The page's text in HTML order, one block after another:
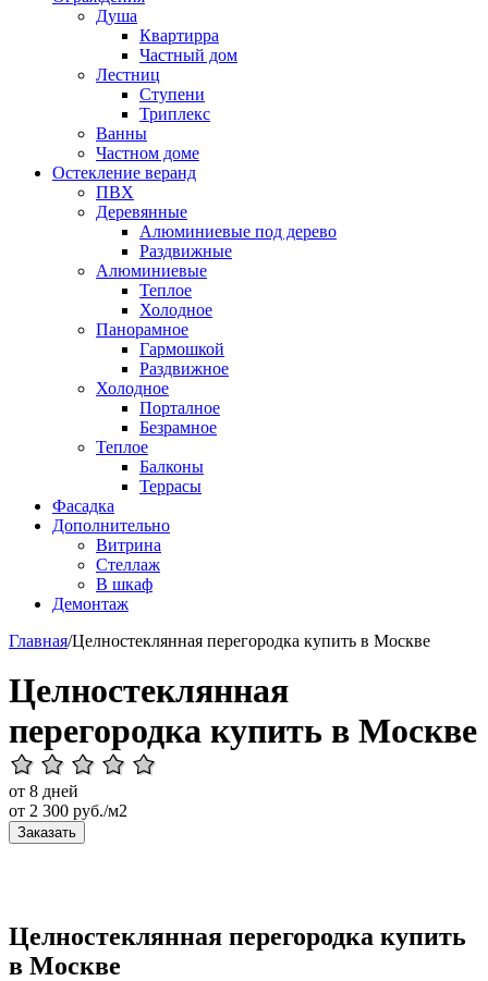
Душа
Квартирра
Частный дом
Лестниц
Ступени
Триплекс
Ванны
Частном доме
Остекление веранд
ПВХ
Деревянные
Алюминиевые под дерево
Раздвижные
Алюминиевые
Теплое
Холодное
Панорамное
Гармошкой
Раздвижное
Холодное
Порталное
Безрамное
Теплое
Балконы
Террасы
Фасадка
Дополнительно
Витрина
Стеллаж
В шкаф
Демонтаж
Главная/Целностеклянная перегородка купить в Москве
Целностеклянная
перегородка купить в Москве
от 8 дней
от 2 300 руб./м2
Заказать
Целностеклянная перегородка купить
в Москве